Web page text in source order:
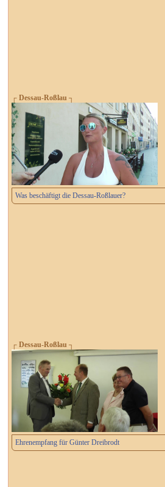
┌ Dessau-Roßlau ┐
Was beschäftigt die Dessau-Roßlauer?
┌ Dessau-Roßlau ┐
Ehrenempfang für Günter Dreibrodt